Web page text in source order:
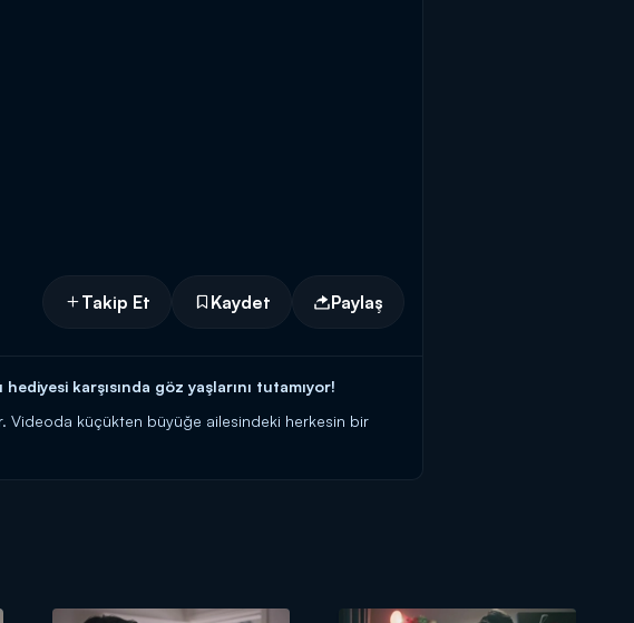
Takip Et Kaydet Paylaş
karşısında göz yaşlarını tutamıyor!
Videoda küçükten büyüğe ailesindeki herkesin bir